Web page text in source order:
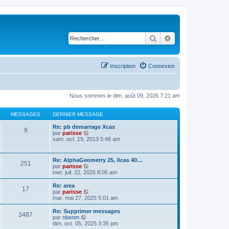
Rechercher
Connexion
Inscription
Nous sommes le dim. août 09, 2026 7:21 am
MESSAGES DERNIER MESSAGE
9
Re: pb demarrage Xcas
par parisse
o
l
t
e
r
d
e
r
i
sam. oct. 19, 2013 5:48 am
251
Re: AlphaGeometry 25, Xcas 40…
par parisse
o
n
l
r
l
e
mer. juil. 22, 2026 8:05 am
17
Re: area
par parisse
o
n
s
l
mar. mai 27, 2025 5:01 am
3487
Re: Supprimer messages
par nbenm
o
dim. oct. 05, 2025 3:35 pm